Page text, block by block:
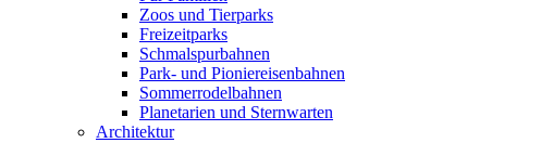
Zoos und Tierparks
Freizeitparks
Schmalspurbahnen
Park- und Pioniereisenbahnen
Sommerrodelbahnen
Planetarien und Sternwarten
Architektur